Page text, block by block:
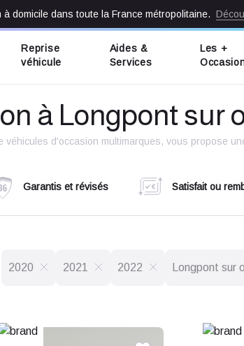
à domicile dans toute la France métropolitaine.
Reprise
véhicule
Aides &
Services
Les +
à Longpont sur
véhicules d'occasion multimarques, vous propose
Garantis et révisés Satisfait ou
2020 2021 2022 Longpont sur